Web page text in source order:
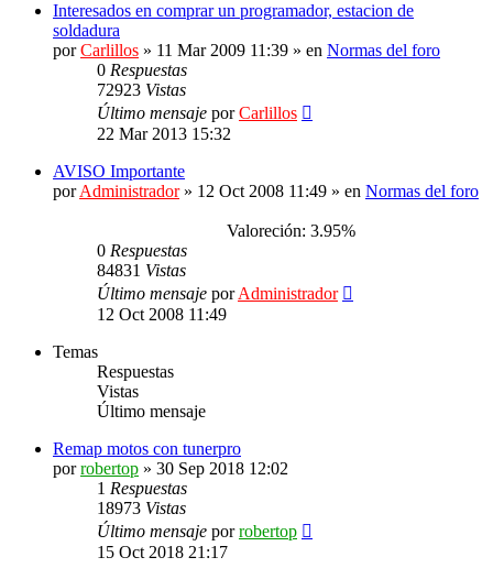
Interesados en comprar un programador, estacion de
soldadura
porCarlillos » 11 Mar 2009 11:39 » en Normas del foro
0 Respuestas
72923 Vistas
Último mensaje porCarlillos
22 Mar 2013 15:32
AVISO Importante
porAdministrador» 12 Oct 2008 11:49 » en Normas del foro
Valoreción: 3.95%
0 Respuestas
84831 Vistas
Último mensaje porAdministrador
12 Oct 2008 11:49
Temas
Respuestas
Vistas
Último mensaje
Remap motos con tunerpro
porrobertop » 30 Sep 2018 12:02
1 Respuestas
18973 Vistas
Último mensaje porrobertop
15 Oct 2018 21:17